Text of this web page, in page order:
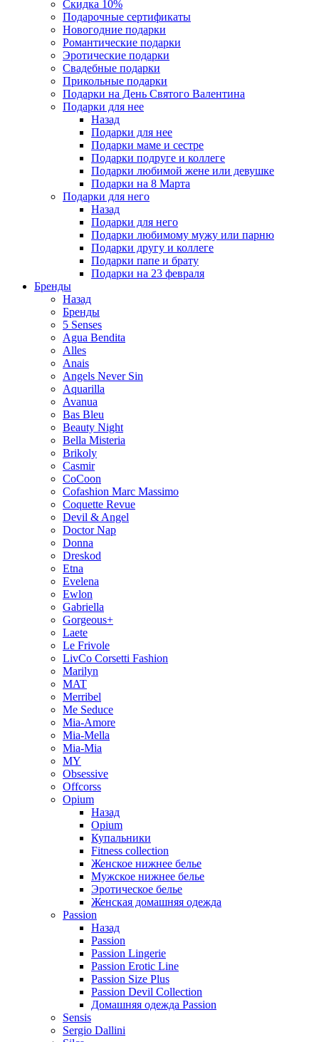
Скидка 10%
Подарочные сертификаты
Новогодние подарки
Романтические подарки
Эротические подарки
Свадебные подарки
Прикольные подарки
Подарки на День Святого Валентина
Подарки для нее
Назад
Подарки для нее
Подарки маме и сестре
Подарки подруге и коллеге
Подарки любимой жене или девушке
Подарки на 8 Марта
Подарки для него
Назад
Подарки для него
Подарки любимому мужу или парню
Подарки другу и коллеге
Подарки папе и брату
Подарки на 23 февраля
Бренды
Назад
Бренды
5 Senses
Agua Bendita
Alles
Anais
Angels Never Sin
Aquarilla
Avanua
Bas Bleu
Beauty Night
Bella Misteria
Brikoly
Casmir
CoCoon
Cofashion Marc Massimo
Coquette Revue
Devil & Angel
Doctor Nap
Donna
Dreskod
Etna
Evelena
Ewlon
Gabriella
Gorgeous+
Laete
Le Frivole
LivCo Corsetti Fashion
Marilyn
MAT
Merribel
Me Seduce
Mia-Amore
Mia-Mella
Mia-Mia
MY
Obsessive
Offcorss
Opium
Назад
Opium
Купальники
Fitness collection
Женское нижнее белье
Мужское нижнее белье
Эротическое белье
Женская домашняя одежда
Passion
Назад
Passion
Passion Lingerie
Passion Erotic Line
Passion Size Plus
Passion Devil Collection
Домашняя одежда Passion
Sensis
Sergio Dallini